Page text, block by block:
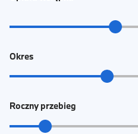
Okres
Roczny przebieg